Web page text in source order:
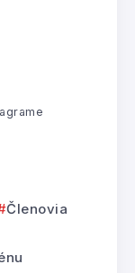
Členovia